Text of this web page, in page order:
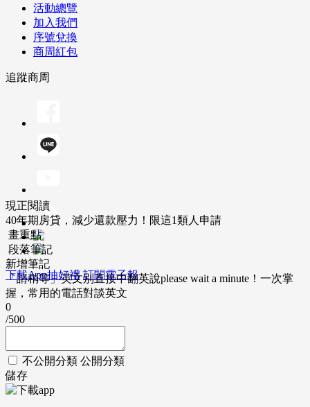
活動總覽
加入我們
序號兌換
商周紅包
追蹤商周
下載App抽好禮 訂閱電子報
現正閱讀
40年期房貸，減少還款壓力！限這1類人申請
畫重點
段落筆記
新增筆記
「請稍等」英文別直接中翻英說please wait a minute！一次掌
握，常用的電話對談英文
0
/500
不公開分類 公開分類
儲存